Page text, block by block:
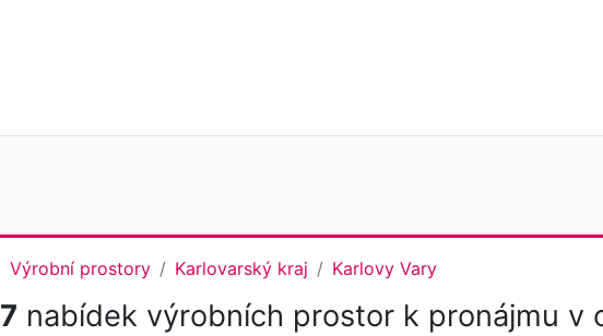
Výrobní prostory Karlovarský kraj Karlovy Vary
7 nabídek výrobních prostor k pronájmu v